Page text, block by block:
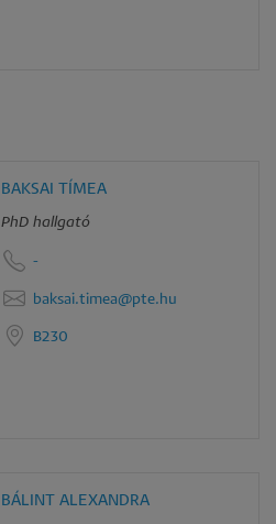
BAKSAI TÍMEA
PhD hallgató
-
baksai.timea@pte.hu
B230
BÁLINT ALEXANDRA